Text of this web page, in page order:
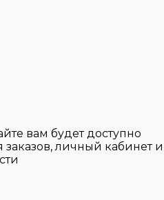
вам будет доступно
личный кабинет и